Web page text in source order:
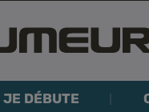
JE DÉBUTE